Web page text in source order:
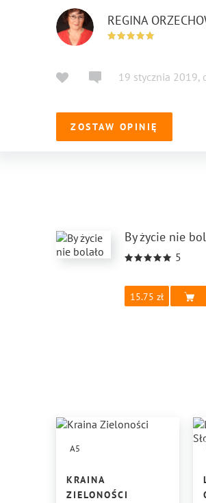
REGINA
19 stycznia 2019,
ZOSTAW OPINIĘ
By życie nie
5
15.75
A5
KRAINA
ZIELONOŚCI